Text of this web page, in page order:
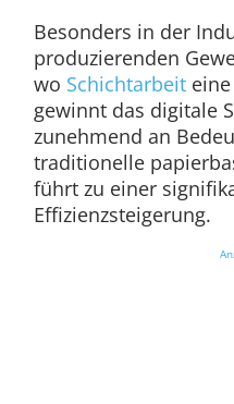
Besonders in der
produzierenden
wo Schichtarbeiteine
gewinnt das digitale
zunehmend an
traditionelle
führt zu einer
Effizienzsteigerung.